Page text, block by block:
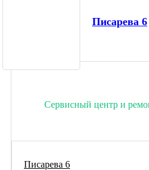
Писарева 6
Сервисный центр и
Писарева 6